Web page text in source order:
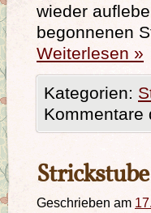
wieder
begonnenen
Weiterlesen »
Kategorien:
Kommentare
Strickstube
Geschrieben am